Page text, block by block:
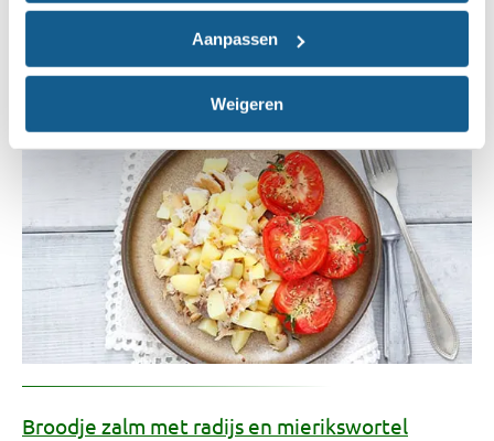
Aanpassen
Weigeren
tomaat
Met mosterddressing
Broodje zalm met radijs en mierikswortel